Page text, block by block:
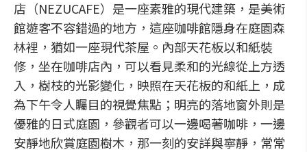
店（NEZUCAFE）是一座素雅的現代建築，是美術
館遊客不容錯過的地方，這座咖啡館隱身在庭園森
林裡，猶如一座現代茶屋。內部天花板以和紙裝
修，坐在咖啡店內，可以看見柔和的光線從上方透
入，樹枝的光影變化，映照在天花板的和紙上，成
為下午令人矚目的視覺焦點；明亮的落地窗外則是
優雅的日式庭園，參觀者可以一邊喝著咖啡，一邊
安靜地欣賞庭園樹木，那一刻的安詳與寧靜，常常